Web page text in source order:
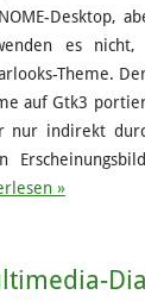
Desktop,
es
Theme.
auf Gtk3
nur indirekt
»